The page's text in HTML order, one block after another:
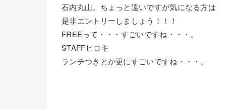
石内丸山。ちょっと遠いですが気になる方は
是非エントリーしましょう！！！
FREEって・・・すごいですね・・・。
STAFFヒロキ
ランチつきとか更にすごいですね・・・。